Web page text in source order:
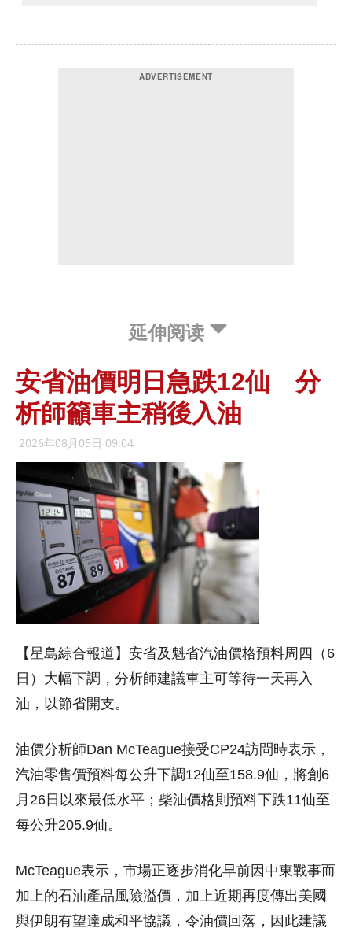
延伸阅读
安省油價明日急跌12仙 分
析師籲車主稍後入油
2026年08月05日 09:04
【星島綜合報道】安省及魁省汽油價格預料周四（6
日）大幅下調，分析師建議車主可等待一天再入
油，以節省開支。
油價分析師Dan McTeague接受CP24訪問時表示，
汽油零售價預料每公升下調12仙至158.9仙，將創6
月26日以來最低水平；柴油價格則預料下跌11仙至
每公升205.9仙。
McTeague表示，市場正逐步消化早前因中東戰事而
加上的石油產品風險溢價，加上近期再度傳出美國
與伊朗有望達成和平協議，令油價回落，因此建議